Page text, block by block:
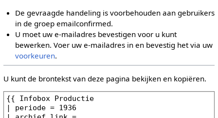
De gevraagde handeling is voorbehouden aan gebruikers
in de groep emailconfirmed.
U moet uw e-mailadres bevestigen voor u kunt
bewerken. Voer uw e-mailadres in en bevestig het via uw
voorkeuren.
U kunt de brontekst van deze pagina bekijken en kopiëren.